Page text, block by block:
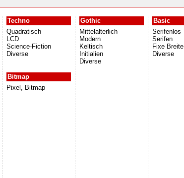
Techno
Quadratisch
LCD
Science-Fiction
Diverse
Bitmap
Pixel, Bitmap
Gothic
Mittelalterlich
Modern
Keltisch
Initialien
Diverse
Basic
Serifenlos
Serifen
Fixe Breite
Diverse